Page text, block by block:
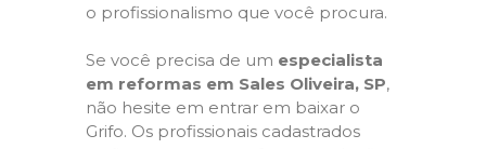
o profissionalismo que você procura.
Se você precisa de um especialista
em reformas em Sales Oliveira, SP,
não hesite em entrar em baixar o
Grifo. Os profissionais cadastrados